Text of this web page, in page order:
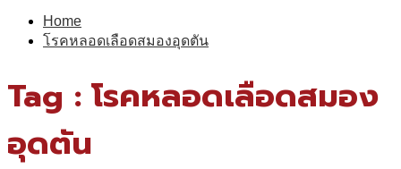
Home
โรคหลอดเลือดสมองอุดตัน
Tag : โรคหลอดเลือดสมอง
อุดตัน